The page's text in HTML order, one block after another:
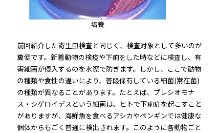
前回紹介した寄生虫検査と同じく、検査対象として多いのが
糞便です。新着動物の検疫や下痢をした時などに検査し、有
害細菌が侵入するのを水際で防ぎます。しかし、ここで動物
の種類や食性の違いにより、普段保有している細菌(常在菌)
の種類が異なることがあります。たとえば、プレシオモナ
ス・シゲロイデスという細菌は、ヒトで下痢症を起こすこと
がありますが、海鮮魚を食べるアシカやペンギンでは健康な
個体からもごく普通に検出されます。このように各動物ごと